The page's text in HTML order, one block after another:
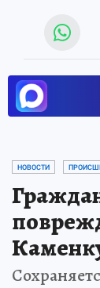
НОВОСТИ